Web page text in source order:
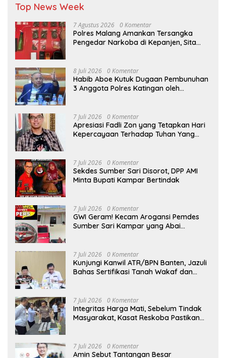
Top News Week
7 Agustus 2026 0 Komentar
Polres Malang Amankan Tersangka
Pengedar Narkoba di Kepanjen, Sita
8 Juli 2026 0 Komentar
Habib Aboe Kutuk Dugaan Pembunuhan
3 Anggota Polres Katingan oleh
7 Juli 2026 0 Komentar
Apresiasi Fadli Zon yang Tetapkan Hari
Kepercayaan Terhadap Tuhan Yang
7 Juli 2026 0 Komentar
Sekdes Sumber Sari Disorot, DPP AMI
Minta Bupati Kampar Bertindak
7 Juli 2026 0 Komentar
GWI Geram! Kecam Arogansi Pemdes
Sumber Sari Kampar yang Abai
7 Juli 2026 0 Komentar
Kunjungi Kanwil ATR/BPN Banten, Jazuli
Bahas Sertifikasi Tanah Wakaf dan
7 Juli 2026 0 Komentar
Integritas Harga Mati, Sebelum Tindak
Masyarakat, Kasat Reskoba Pastikan
7 Juli 2026 0 Komentar
Amin Sebut Tantangan Besar